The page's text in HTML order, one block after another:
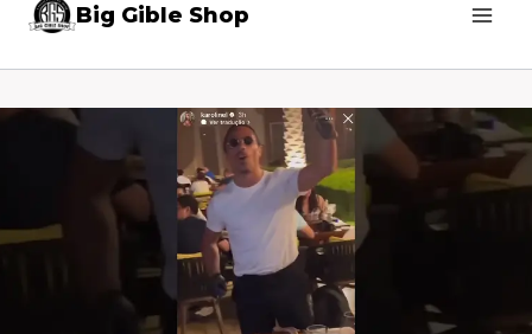
Big Gible Shop